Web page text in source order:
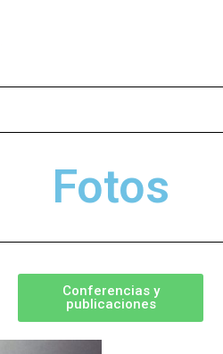
Fotos
Conferencias y
publicaciones